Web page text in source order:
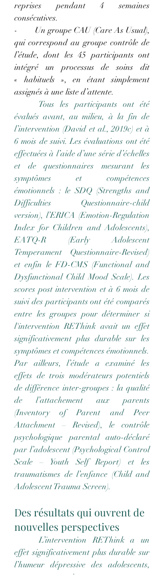
reprises pendant 4 semaines
consécutives.
-        Un groupe CAU (Care As Usual),
qui correspond au groupe contrôle de
l’étude, dont les 45 participants ont
intégré un processus de soins dit
« habituels », en étant simplement
assignés à une liste d’attente.
évalués avant, au milieu, à la fin de
l’intervention (David et al., 2019c) et à
6 mois de suivi. Les évaluations ont été
effectuées à l’aide d’une série d’échelles
et de questionnaires mesurant les
symptômes et compétences
émotionnels : le SDQ (Strengths and
Difficulties Questionnaire-child
version), l’ERICA (Emotion-Regulation
Index for Children and Adolescents),
EATQ-R (Early Adolescent
Temperament Questionnaire-Revised)
et enfin le FD-CMS (Functional and
Dysfunctional Child Mood Scale). Les
scores post intervention et à 6 mois de
suivi des participants ont été comparés
entre les groupes pour déterminer si
l'intervention REThink avait un effet
significativement plus durable sur les
symptômes et compétences émotionnels.
Par ailleurs, l’étude a examiné les
effets de trois modérateurs potentiels
de différence inter-groupes : la qualité
de l’attachement aux parents
(Inventory of Parent and Peer
Attachment – Revised), le contrôle
psychologique parental auto-déclaré
par l’adolescent (Psychological Control
Scale – Youth Self Report) et les
traumatismes de l’enfance (Child and
Adolescent Trauma Screen).
Des résultats qui ouvrent de
nouvelles perspectives
	L’intervention REThink a un
effet significativement plus durable sur
l’humeur dépressive des adolescents,